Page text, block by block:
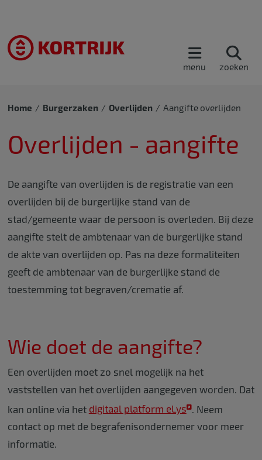
menu zoeken
Home Burgerzaken Overlijden Aangifte overlijden
Overlijden - aangifte
De aangifte van overlijden is de registratie van een
overlijden bij de burgerlijke stand van de
stad/gemeente waar de persoon is overleden. Bij deze
aangifte stelt de ambtenaar van de burgerlijke stand
de akte van overlijden op. Pas na deze formaliteiten
geeft de ambtenaar van de burgerlijke stand de
toestemming tot begraven/crematie af.
Wie doet de aangifte?
Een overlijden moet zo snel mogelijk na het
vaststellen van het overlijden aangegeven worden. Dat
kan online via het digitaal platform eLys . Neem
contact op met de begrafenisondernemer voor meer
informatie.